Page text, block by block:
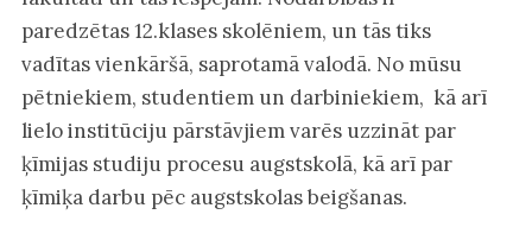
paredzētas 12.klases skolēniem, un tās tiks
vadītas vienkāršā, saprotamā valodā. No mūsu
pētniekiem, studentiem un darbiniekiem, kā arī
lielo institūciju pārstāvjiem varēs uzzināt par
ķīmijas studiju procesu augstskolā, kā arī par
ķīmiķa darbu pēc augstskolas beigšanas.